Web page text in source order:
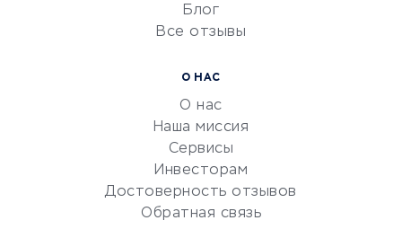
УСЛУГИ ДЛЯ БИЗНЕСА
документооборот
Юридические компании
Блог
Все отзывы
О НАС
О нас
Наша миссия
Сервисы
Инвесторам
Достоверность отзывов
Обратная связь